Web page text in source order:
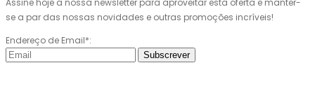
Assine hoje a nossa newsletter para aproveitar esta oferta e manter-
se a par das nossas novidades e outras promoções incríveis!
Endereço de Email*:
Subscrever